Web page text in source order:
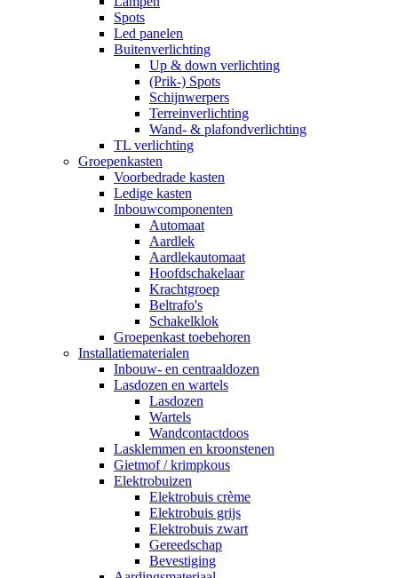
Spots
Led panelen
Buitenverlichting
Up & down verlichting
(Prik-) Spots
Schijnwerpers
Terreinverlichting
Wand- & plafondverlichting
TL verlichting
Groepenkasten
Voorbedrade kasten
Ledige kasten
Inbouwcomponenten
Automaat
Aardlek
Aardlekautomaat
Hoofdschakelaar
Krachtgroep
Beltrafo's
Schakelklok
Groepenkast toebehoren
Installatiematerialen
Inbouw- en centraaldozen
Lasdozen en wartels
Lasdozen
Wartels
Wandcontactdoos
Lasklemmen en kroonstenen
Gietmof / krimpkous
Elektrobuizen
Elektrobuis crème
Elektrobuis grijs
Elektrobuis zwart
Gereedschap
Bevestiging